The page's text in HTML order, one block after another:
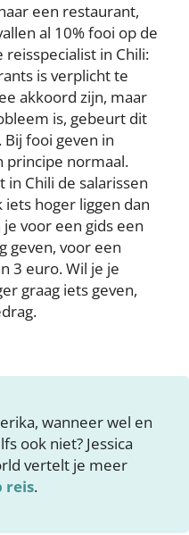
een restaurant,
al 10% fooi op de
in Chili:
is verplicht te
akkoord zijn, maar
is, gebeurt dit
fooi geven in
principe normaal.
Chili de salarissen
hoger liggen dan
voor een gids een
geven, voor een
3 euro. Wil je je
graag iets geven,
wanneer wel en
ook niet? Jessica
vertelt je meer
reis.